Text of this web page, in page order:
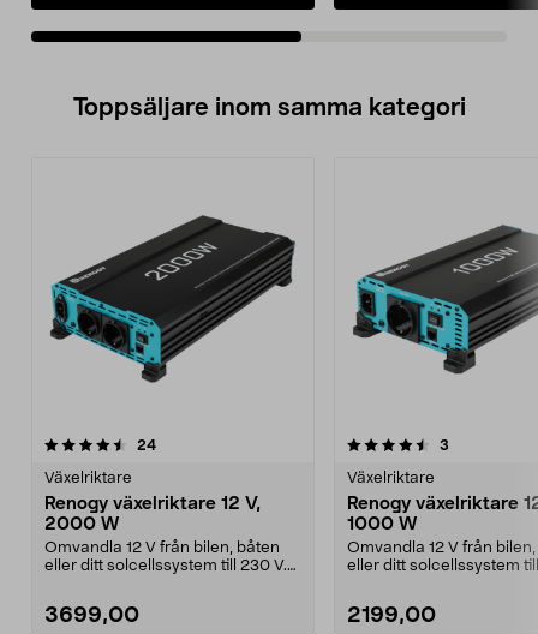
Toppsäljare inom samma kategori
24recensioner
Växelriktare
Renogy växelriktare 12 V,
2000 W
Omvandla 12 V från bilen, båten
eller ditt solcellssystem till 230 V.
3699,00
4.5 av 5 stjärnor 3
Växelriktare
Renogy växelriktare
1000 W
Omvandla 12 V från
eller ditt solcellssystem
2199,00
5.0 av 5 stjärnor